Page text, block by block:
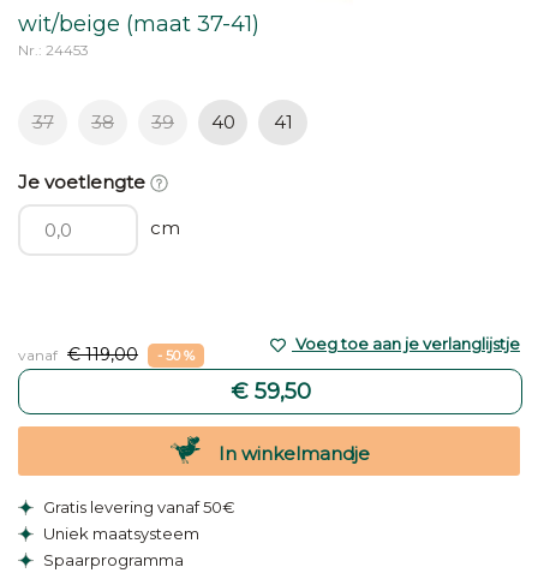
wit/beige (maat 37-41)
Nr.: 24453
37 38 39 40 41
Je voetlengte
cm
vanaf € 119,00 - 50 %
€ 59,50
Voeg toe aan je verlanglijstje
In winkelmandje
Gratis levering vanaf 50€
Uniek maatsysteem
Spaarprogramma